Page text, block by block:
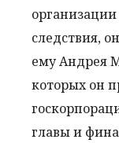
следствия,
ему Андрея
которых он
главы и